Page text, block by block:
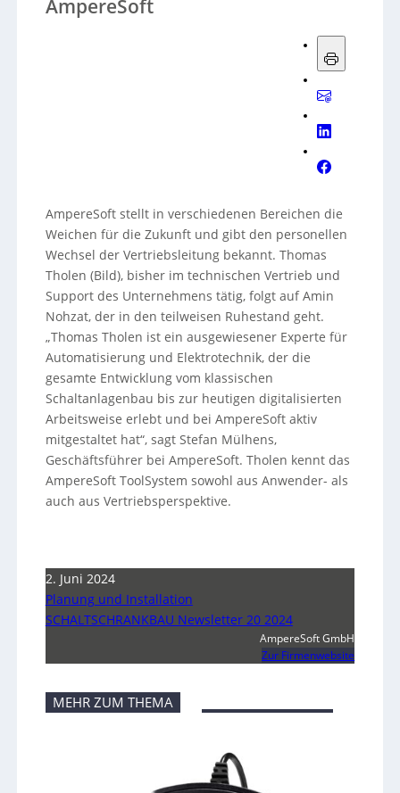
AmpereSoft
AmpereSoft stellt in verschiedenen Bereichen die
Weichen für die Zukunft und gibt den personellen
Wechsel der Vertriebsleitung bekannt. Thomas
Tholen (Bild), bisher im technischen Vertrieb und
Support des Unternehmens tätig, folgt auf Amin
Nohzat, der in den teilweisen Ruhestand geht.
„Thomas Tholen ist ein ausgewiesener Experte für
Automatisierung und Elektrotechnik, der die
gesamte Entwicklung vom klassischen
Schaltanlagenbau bis zur heutigen digitalisierten
Arbeitsweise erlebt und bei AmpereSoft aktiv
mitgestaltet hat“, sagt Stefan Mülhens,
Geschäftsführer bei AmpereSoft. Tholen kennt das
AmpereSoft ToolSystem sowohl aus Anwender- als
auch aus Vertriebsperspektive.
2. Juni 2024
Planung und Installation
SCHALTSCHRANKBAU Newsletter 20 2024
AmpereSoft GmbH
Zur Firmenwebsite
MEHR ZUM THEMA